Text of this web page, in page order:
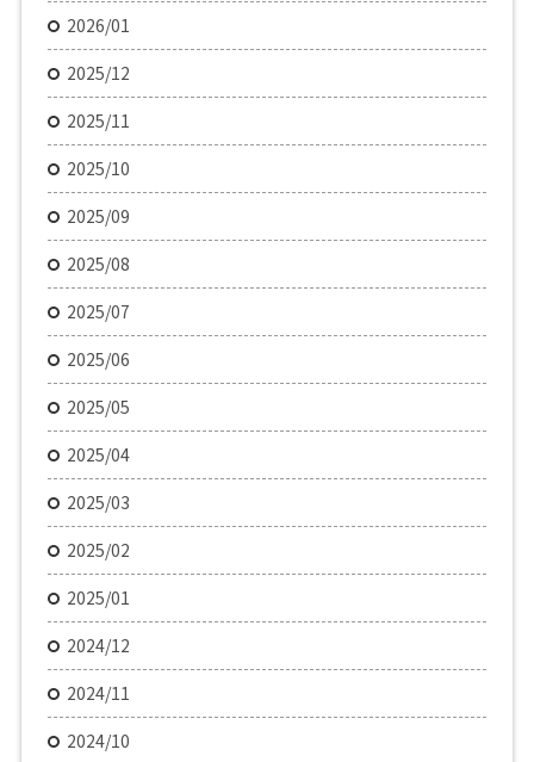
2026/01
2025/12
2025/11
2025/10
2025/09
2025/08
2025/07
2025/06
2025/05
2025/04
2025/03
2025/02
2025/01
2024/12
2024/11
2024/10